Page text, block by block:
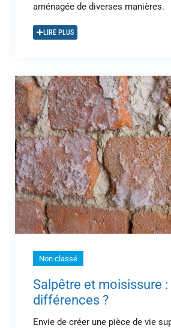
aménagée de diverses manières.
LIRE PLUS
Non classé
Salpêtre et moisissure
différences ?
Envie de créer une pièce de vie